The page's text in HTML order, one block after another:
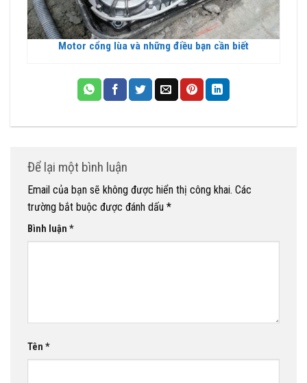
Motor cổng lùa và những điều bạn cần biết
Để lại một bình luận
Email của bạn sẽ không được hiển thị công khai. Các
trường bắt buộc được đánh dấu *
Bình luận *
Tên *